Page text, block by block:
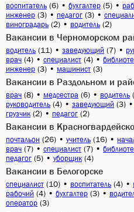
воспитатель (6) • бухгалтер (5) •
инженер (3) • педагог (3) •
виноградарь (2) • водитель (2)
Вакансии в Черноморском
водитель (11) • заведующий (7) •
врач (4) • специалист (4) •
инженер (3) • машинист (3)
Вакансии в Раздольном и
врач (8) • медсестра (6) • водитель
руководитель (4) • заведующий (3) •
грузчик (2) • педагог (2)
Вакансии в
почтальон (26) • учитель (16) •
врач (7) • специалист (7) •
педагог (5) • уборщик (4)
Вакансии в Белогорске
специалист (10) • воспитатель (4) •
рабочий (4) • бухгалтер (3) •
оператор (3)